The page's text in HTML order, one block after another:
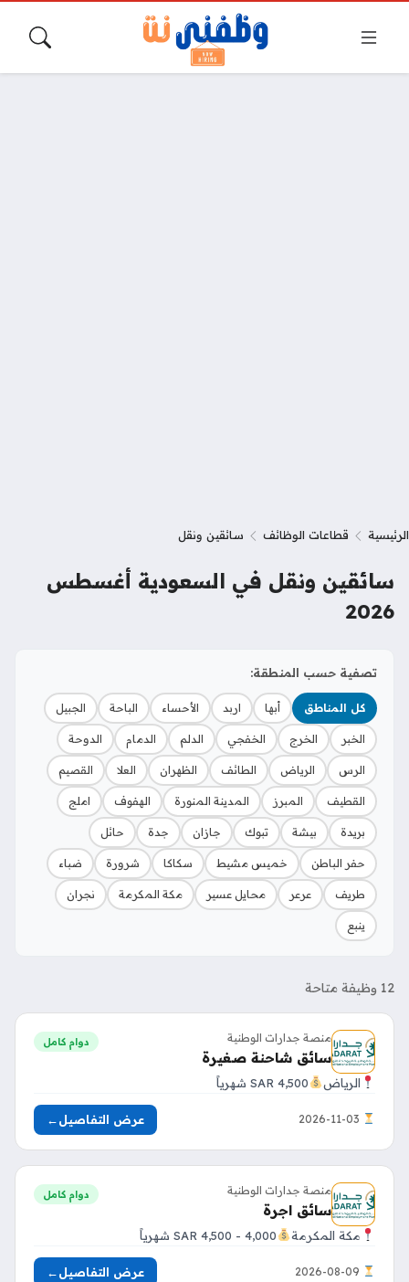
الرئيسية قطاعات الوظائف سائقين ونقل
سائقين ونقل في السعودية أغسطس
2026
تصفية حسب المنطقة:
كل المناطق أبها اربد الأحساء الباحة الجبيل
الخبر الخرج الخفجي الدلم الدمام الدوحة
الرس الرياض الطائف الظهران العلا القصيم
القطيف المبرز المدينة المنورة الهفوف املج
بريدة بيشة تبوك جازان جدة حائل
حفر الباطن خميس مشيط سكاكا شرورة ضباء
طريف عرعر محايل عسير مكة المكرمة نجران
ينبع
12 وظيفة متاحة
منصة جدارات الوطنية
سائق شاحنة صغيرة
دوام كامل
الرياض 4,500 SAR شهرياً
عرض التفاصيل←
منصة جدارات الوطنية
سائق اجرة
دوام كامل
مكة المكرمة 4,000 - 4,500 SAR شهرياً
عرض التفاصيل←